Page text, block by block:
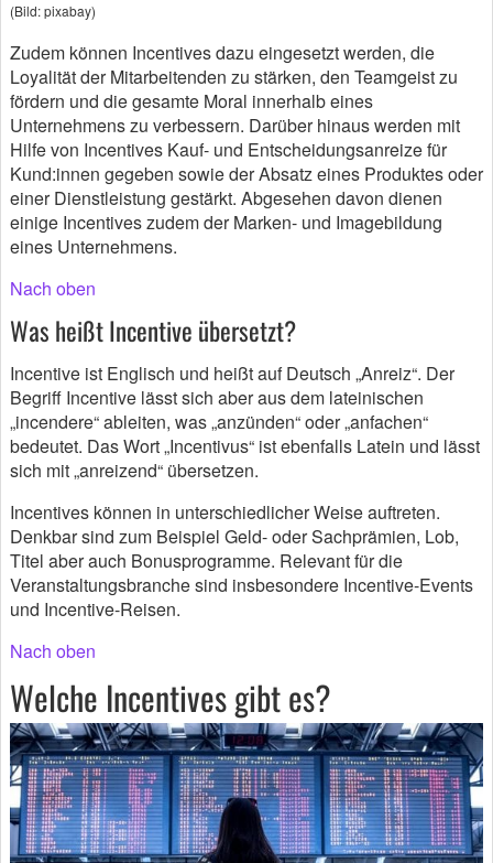
(Bild: pixabay)
Zudem können Incentives dazu eingesetzt werden, die
Loyalität der Mitarbeitenden zu stärken, den Teamgeist zu
fördern und die gesamte Moral innerhalb eines
Unternehmens zu verbessern. Darüber hinaus werden mit
Hilfe von Incentives Kauf- und Entscheidungsanreize für
Kund:innen gegeben sowie der Absatz eines Produktes oder
einer Dienstleistung gestärkt. Abgesehen davon dienen
einige Incentives zudem der Marken- und Imagebildung
eines Unternehmens.
Nach oben
Was heißt Incentive übersetzt?
Incentive ist Englisch und heißt auf Deutsch „Anreiz“. Der
Begriff Incentive lässt sich aber aus dem lateinischen
„incendere“ ableiten, was „anzünden“ oder „anfachen“
bedeutet. Das Wort „Incentivus“ ist ebenfalls Latein und lässt
sich mit „anreizend“ übersetzen.
Incentives können in unterschiedlicher Weise auftreten.
Denkbar sind zum Beispiel Geld- oder Sachprämien, Lob,
Titel aber auch Bonusprogramme. Relevant für die
Veranstaltungsbranche sind insbesondere Incentive-Events
und Incentive-Reisen.
Nach oben
Welche Incentives gibt es?